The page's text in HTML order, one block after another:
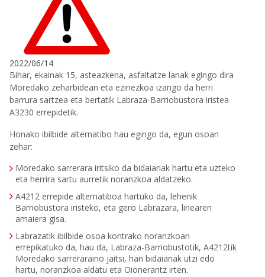
2022/06/14
Bihar, ekainak 15, asteazkena, asfaltatze lanak egingo dira
Moredako zeharbidean eta ezinezkoa izango da herri
barrura sartzea eta bertatik Labraza-Barriobustora iristea
A3230 errepidetik.
Honako ibilbide alternatibo hau egingo da, egun osoan
zehar:
Moredako sarrerara iritsiko da bidaiariak hartu eta uzteko
eta herrira sartu aurretik noranzkoa aldatzeko.
A4212 errepide alternatiboa hartuko da, lehenik
Barriobustora iristeko, eta gero Labrazara, linearen
amaiera gisa.
Labrazatik ibilbide osoa kontrako noranzkoan
errepikatuko da, hau da, Labraza-Barriobustotik, A4212tik
Moredako sarreraraino jaitsi, han bidaiariak utzi edo
hartu, noranzkoa aldatu eta Oionerantz irten.